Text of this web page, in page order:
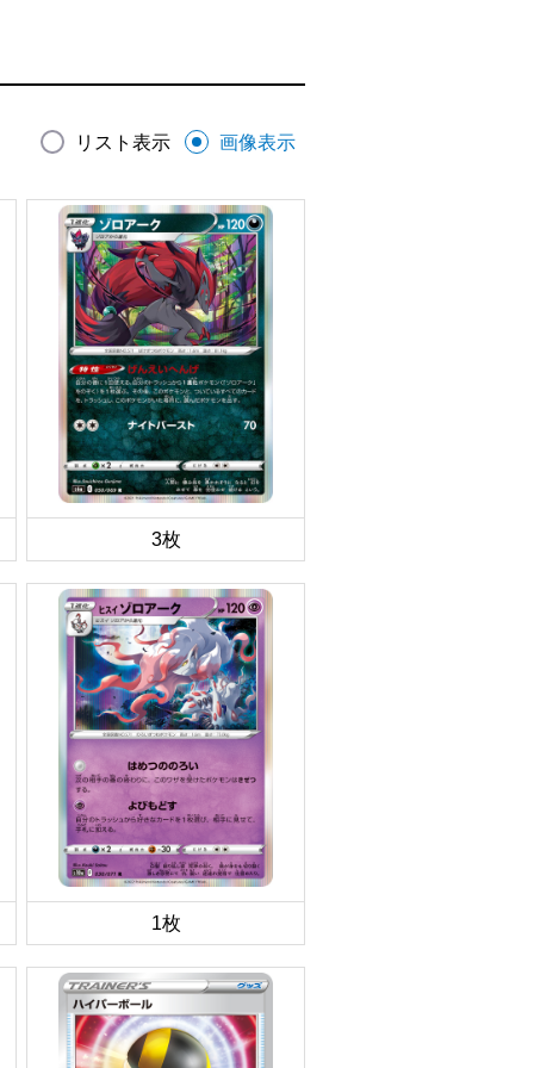
リスト表示 画像表示
3枚
1枚